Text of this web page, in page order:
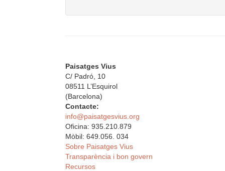
Paisatges Vius
C/ Padró, 10
08511 L’Esquirol
(Barcelona)
Contacte:
info@paisatgesvius.org
Oficina: 935.210.879
Mòbil: 649.056. 034
Sobre Paisatges Vius
Transparència i bon govern
Recursos